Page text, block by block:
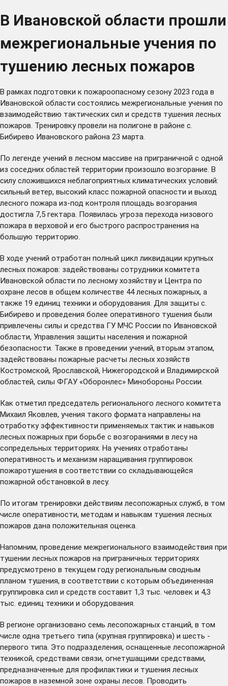
В Ивановской области прошли
межрегиональные учения по
тушению лесных пожаров
В рамках подготовки к пожароопасному сезону 2023 года в
Ивановской области состоялись межрегиональные учения по
взаимодействию тактических сил и средств тушения лесных
пожаров. Тренировку провели на полигоне в районе с.
Бибирево Ивановского района 23 марта.
По легенде учений в лесном массиве на приграничной с одной
из соседних областей территории произошло возгорание. В
силу сложившихся неблагоприятных климатических условий:
сильный ветер, высокий класс пожарной опасности и выход
лесного пожара из-под контроля площадь возгорания
достигла 7,5 гектара. Появилась угроза перехода низового
пожара в верховой и его быстрого распространения на
большую территорию.
В ходе учений отработан полный цикл ликвидации крупных
лесных пожаров: задействованы сотрудники комитета
Ивановской области по лесному хозяйству и Центра по
охране лесов в общем количестве 44 лесных пожарных, а
также 19 единиц техники и оборудования. Для защиты с.
Бибирево и проведения более оперативного тушения были
привлечены силы и средства ГУ МЧС России по Ивановской
области, Управления защиты населения и пожарной
безопасности. Также в проведении учений, вторым этапом,
задействованы пожарные расчеты лесных хозяйств
Костромской, Ярославской, Нижегородской и Владимирской
областей, силы ФГАУ «Оборонлес» Минобороны России.
Как отметил председатель регионального лесного комитета
Михаил Яковлев, учения такого формата направлены на
отработку эффективности применяемых тактик и навыков
лесных пожарных при борьбе с возгораниями в лесу на
сопредельных территориях. На учениях отработаны
оперативность и механизм наращивания группировок
пожаротушения в соответствии со складывающейся
пожарной обстановкой в лесу.
По итогам тренировки действиям лесопожарных служб, в том
числе оперативности, методам и навыкам тушения лесных
пожаров дана положительная оценка.
Напомним, проведение межрегионального взаимодействия при
тушении лесных пожаров на приграничных территориях
предусмотрено в текущем году региональным сводным
планом тушения, в соответствии с которым объединенная
группировка сил и средств составит 1,3 тыс. человек и 4,3
тыс. единиц техники и оборудования.
В регионе организовано семь лесопожарных станций, в том
числе одна третьего типа (крупная группировка) и шесть -
первого типа. Это подразделения, оснащенные лесопожарной
техникой, средствами связи, огнетушащими средствами,
предназначенные для профилактики и тушения лесных
пожаров в наземной зоне охраны лесов. Проводить